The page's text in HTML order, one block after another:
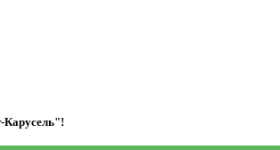
Карусель"!